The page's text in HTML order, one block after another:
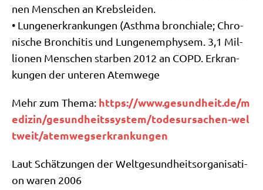
nen Men­schen an Krebsleiden.
• Lun­gen­er­kran­kun­gen (Asth­ma bron­chia­le; Chro­
ni­sche Bron­chi­tis und Lun­gen­em­phy­sem. 3,1 Mil­
lio­nen Men­schen star­ben 2012 an COPD. Erkran­
kun­gen der unte­ren Atemwege
Mehr zum The­ma: https://​www​.gesund​heit​.de/​m​
e​d​i​z​i​n​/​g​e​s​u​n​d​h​e​i​t​s​s​y​s​t​e​m​/​t​o​d​e​s​u​r​s​a​c​h​e​n​-​w​e​l​
t​w​e​i​t​/​a​t​e​m​w​e​g​s​e​r​k​r​a​n​k​u​n​gen
Laut Schät­zun­gen der Welt­ge­sund­heits­or­ga­ni­sa­ti­
on waren 2006